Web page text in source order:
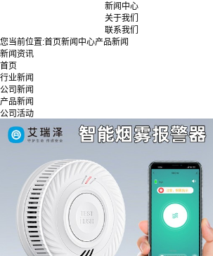
新闻中心
关于我们
联系我们
您当前位置:首页新闻中心产品新闻
新闻资讯
首页
行业新闻
公司新闻
产品新闻
公司活动